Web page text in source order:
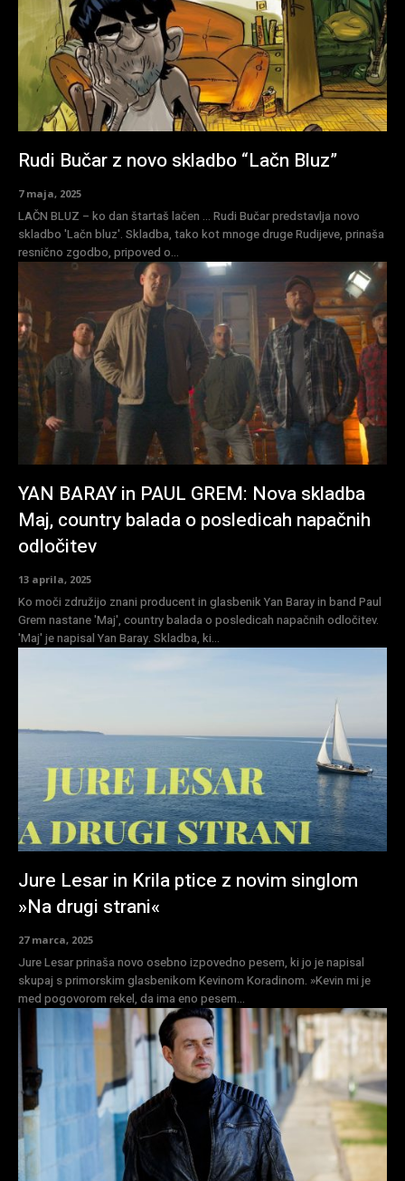
Rudi Bučar z novo skladbo “Lačn Bluz”
7 maja, 2025
LAČN BLUZ – ko dan štartaš lačen … Rudi Bučar predstavlja novo
skladbo 'Lačn bluz'. Skladba, tako kot mnoge druge Rudijeve, prinaša
resnično zgodbo, pripoved o...
YAN BARAY in PAUL GREM: Nova skladba
Maj, country balada o posledicah napačnih
odločitev
13 aprila, 2025
Ko moči združijo znani producent in glasbenik Yan Baray in band Paul
Grem nastane 'Maj', country balada o posledicah napačnih odločitev.
'Maj' je napisal Yan Baray. Skladba, ki...
Jure Lesar in Krila ptice z novim singlom
»Na drugi strani«
27 marca, 2025
Jure Lesar prinaša novo osebno izpovedno pesem, ki jo je napisal
skupaj s primorskim glasbenikom Kevinom Koradinom. »Kevin mi je
med pogovorom rekel, da ima eno pesem...